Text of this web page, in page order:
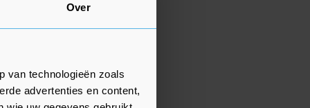
Over
van technologieën zoals
advertenties en content,